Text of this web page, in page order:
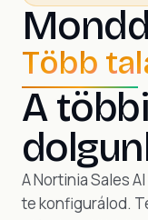
Több tal
A
A Nortinia Sales
te konfigurálod.